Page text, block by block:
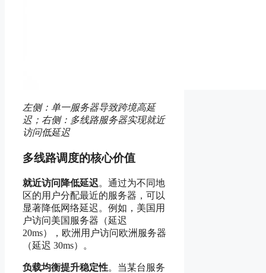
左侧：单一服务器导致跨境高延
迟；右侧：多线路服务器实现就近
访问低延迟
多线路调度的核心价值
就近访问降低延迟。通过为不同地
区的用户分配最近的服务器，可以
显著降低网络延迟。例如，美国用
户访问美国服务器（延迟
20ms），欧洲用户访问欧洲服务器
（延迟 30ms）。
负载均衡提升稳定性。当某台服务